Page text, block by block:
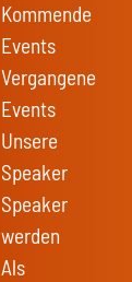
Kommende
Events
Vergangene
Events
Unsere
Speaker
Speaker
werden
Als